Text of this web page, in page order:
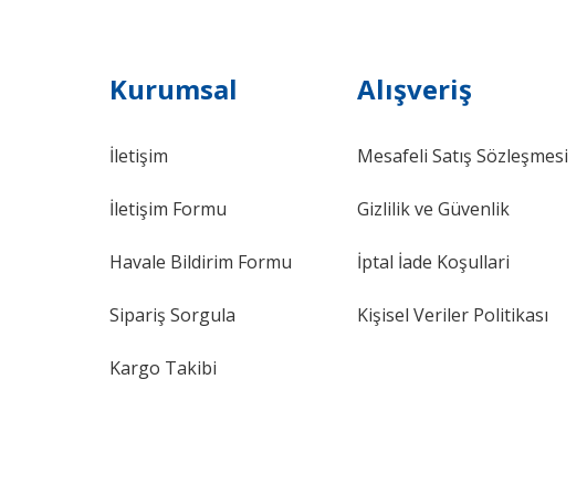
Kurumsal
İletişim
İletişim Formu
Havale Bildirim Formu
Sipariş Sorgula
Kargo Takibi
Alışveriş
Mesafeli Satış Sözleşmesi
Gizlilik ve Güvenlik
İptal İade Koşullari
Kişisel Veriler Politikası